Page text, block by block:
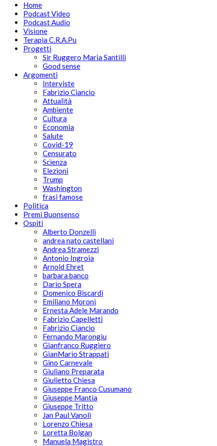
Home
Podcast Video
Podcast Audio
Visione
Terapia C.R.A.Pu
Progetti
Sir Ruggero Maria Santilli
Good sense
Argomenti
Interviste
Fabrizio Ciancio
Attualità
Ambiente
Cultura
Economia
Salute
Covid-19
Censurato
Scienza
Elezioni
Trump
Washington
frasi famose
Politica
Premi Buonsenso
Ospiti
Alberto Donzelli
andrea nato castellani
Andrea Stramezzi
Antonio Ingroia
Arnold Ehret
barbara banco
Dario Spera
Domenico Biscardi
Emiliano Moroni
Ernesta Adele Marando
Fabrizio Capelletti
Fabrizio Ciancio
Fernando Marongiu
Gianfranco Ruggiero
GianMario Strappati
Gino Carnevale
Giuliano Preparata
Giulietto Chiesa
Giuseppe Franco Cusumano
Giuseppe Mantia
Giuseppe Tritto
Jan Paul Vanoli
Lorenzo Chiesa
Loretta Bolgan
Manuela Magistro